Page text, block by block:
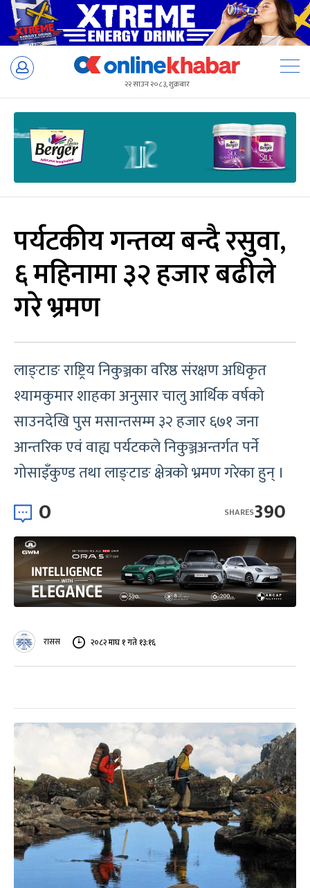
Skip
२२ साउन २०८३, शुक्रबार
पर्यटकीय गन्तव्य बन्दै रसुवा,
६ महिनामा ३२ हजार बढीले
गरे भ्रमण
लाङ्टाङ राष्ट्रिय निकुञ्जका वरिष्ठ संरक्षण अधिकृत
श्यामकुमार शाहका अनुसार चालु आर्थिक वर्षको
साउनदेखि पुस मसान्तसम्म ३२ हजार ६७१ जना
आन्तरिक एवं वाह्य पर्यटकले निकुञ्जअन्तर्गत पर्ने
गोसाइँकुण्ड तथा लाङ्टाङ क्षेत्रको भ्रमण गरेका हुन् ।
0 390
SHARES
रासस २०८२ माघ १ गते १३:१६